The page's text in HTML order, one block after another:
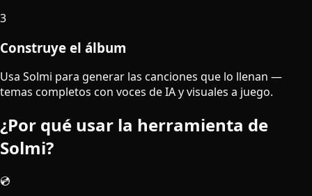
3
Construye el álbum
Usa Solmi para generar las canciones que lo llenan —
temas completos con voces de IA y visuales a juego.
¿Por qué usar la herramienta de
Solmi?
💿